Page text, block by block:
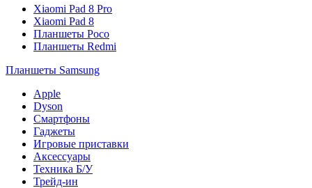
Xiaomi Pad 8 Pro
Xiaomi Pad 8
Планшеты Poco
Планшеты Redmi
Планшеты Samsung
Apple
Dyson
Смартфоны
Гаджеты
Игровые приставки
Аксессуары
Техника Б/У
Трейд-ин